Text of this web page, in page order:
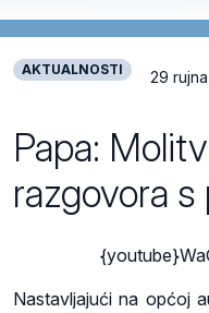
AKTUALNOSTI 29
Papa:
razgovora
Nastavljajući na općoj